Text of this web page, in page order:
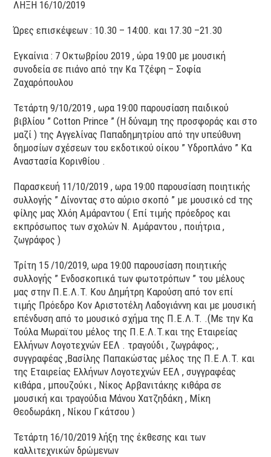
ΛΗΞΗ 16/10/2019
Ώρες επισκέψεων : 10.30 – 14:00. και 17.30 –21.30
Εγκαίνια : 7 Οκτωβρίου 2019 , ώρα 19:00 με μουσική
συνοδεία σε πιάνο από την Κα Τζέφη – Σοφία
Ζαχαρόπουλου
Τετάρτη 9/10/2019 , ωρα 19:00 παρουσίαση παιδικού
βιβλίου ” Cotton Prince ” (Η δύναμη της προσφοράς και στο
μαζί ) της Αγγελίνας Παπαδημητρίου από την υπεύθυνη
δημοσίων σχέσεων του εκδοτικού οίκου ” Υδροπλάνο ” Κα
Αναστασία Κορινθίου .
Παρασκευή 11/10/2019 , ωρα 19:00 παρουσίαση ποιητικής
συλλογής ” Δίνοντας στο αύριο σκοπό ” με μουσικό cd της
φίλης μας Χλόη Αμάραντου ( Επί τιμής πρόεδρος και
εκπρόσωπος των σχολών Ν. Αμάραντου , ποιήτρια ,
ζωγράφος )
Τρίτη 15 /10/2019, ωρα 19:00 παρουσίαση ποιητικής
συλλογής ” Ενδοσκοπικά των φωτοτρόπων ” του μέλους
μας στην Π.Ε.Λ.Τ. Κου Δημήτρη Καρούση από τον επί
τιμής Πρόεδρο Κον Αριστοτέλη Λαδογιάννη και με μουσική
επένδυση από το μουσικό σχήμα της Π.Ε.Λ.Τ. .(Με την Κα
Τούλα Μωραϊτου μέλος της Π.Ε.Λ.Τ.και της Εταιρείας
Ελλήνων Λογοτεχνών ΕΕΛ . τραγούδι , ζωγράφος; ,
συγγραφέας ,Βασίλης Παπακώστας μέλος της Π.Ε.Λ.Τ. και
της Εταιρείας Ελλήνων Λογοτεχνών ΕΕΛ , συγγραφέας
κιθάρα , μπουζούκι , Νίκος Αρβανιτάκης κιθάρα σε
μουσική και τραγούδια Μάνου Χατζηδάκη , Μίκη
Θεοδωράκη , Νίκου Γκάτσου )
Τετάρτη 16/10/2019 λήξη της έκθεσης και των
καλλιτεχνικών δρώμενων